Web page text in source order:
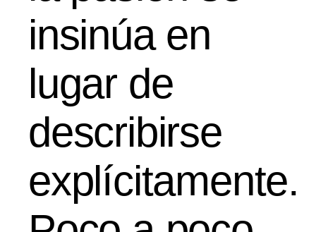
insinúa en
lugar de
describirse
explícitamente.